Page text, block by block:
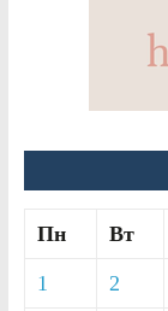
Пн Вт
1 2